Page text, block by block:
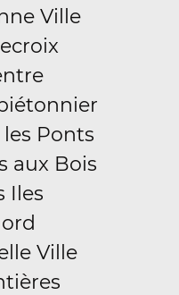
Ville
Ponts
aux Bois
Iles
Ville